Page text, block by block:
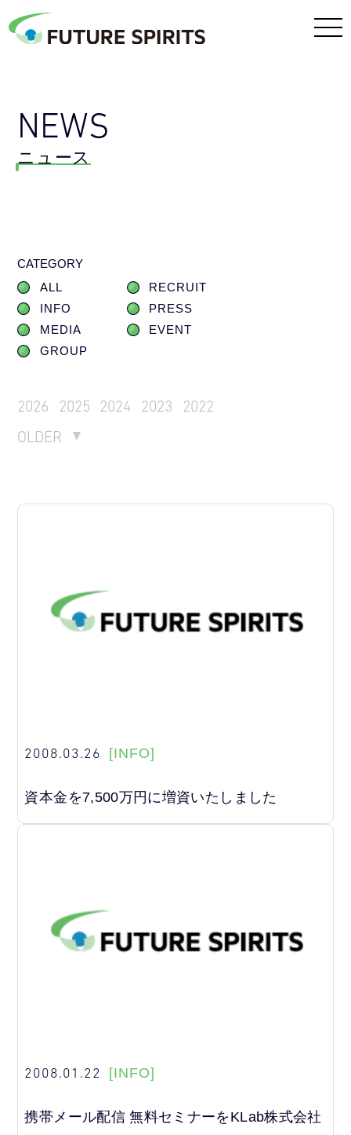
NEWS
ニュース
CATEGORY
ALL
RECRUIT
INFO
PRESS
MEDIA
EVENT
GROUP
2026 2025 2024 2023
2022
OLDER
2008.03.26 [INFO]
資本金を7,500万円に増資いたしました
2008.01.22 [INFO]
携帯メール配信 無料セミナーをKLab株式会社